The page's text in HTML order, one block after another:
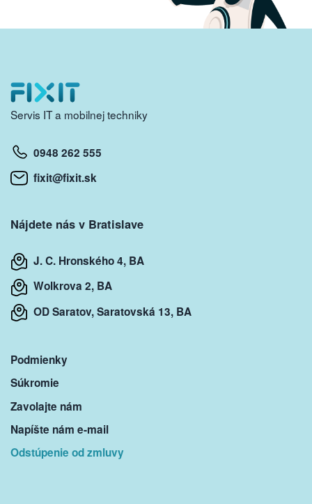
Servis IT a mobilnej techniky
0948 262 555
fixit@fixit.sk
Nájdete nás v Bratislave
J. C. Hronského 4, BA
Wolkrova 2, BA
OD Saratov, Saratovská 13, BA
Podmienky
Súkromie
Zavolajte nám
Napíšte nám e-mail
Odstúpenie od zmluvy